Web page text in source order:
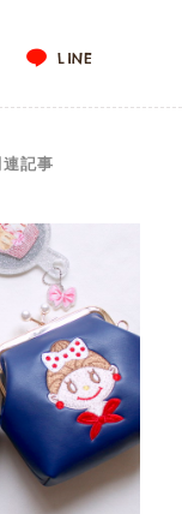
LINE
連記事